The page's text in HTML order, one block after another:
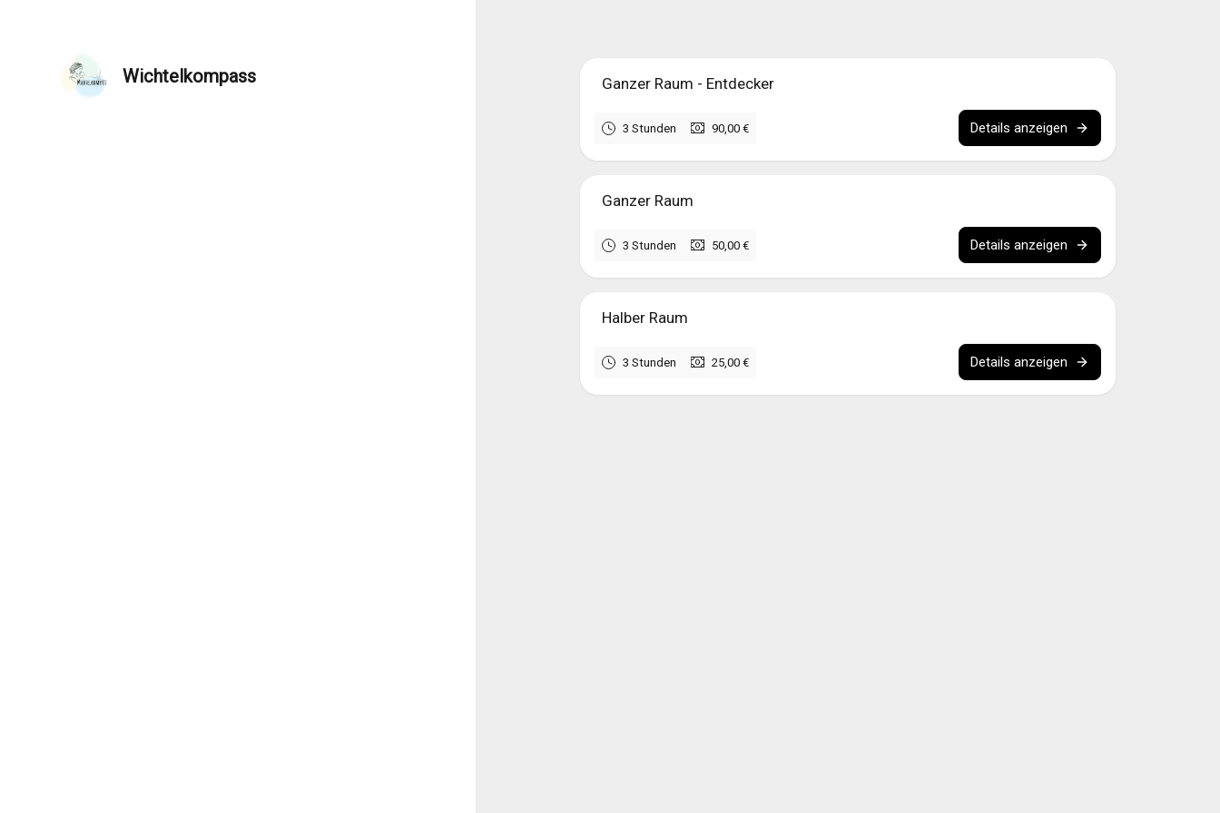
Wichtelkompass Ganzer Raum - Entdecker
3 Stunden 90,00 € Details anzeigen
Ganzer Raum
3 Stunden 50,00 € Details anzeigen
Halber Raum
3 Stunden 25,00 € Details anzeigen